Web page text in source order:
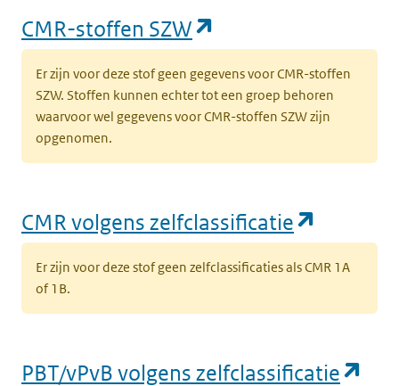
CMR-stoffen SZW
Er zijn voor deze stof geen gegevens voor CMR-stoffen
SZW. Stoffen kunnen echter tot een groep behoren
waarvoor wel gegevens voor CMR-stoffen SZW zijn
opgenomen.
CMR volgens zelfclassificatie
Er zijn voor deze stof geen zelfclassificaties als CMR 1A
of 1B.
PBT/vPvB volgens zelfclassificatie